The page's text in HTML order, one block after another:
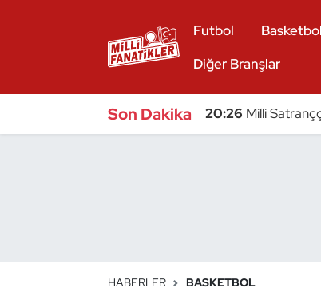
Futbol Basketbol
Diğer Branşlar
Son Dakika 20:26 Milli
HABERLER BASKETBOL